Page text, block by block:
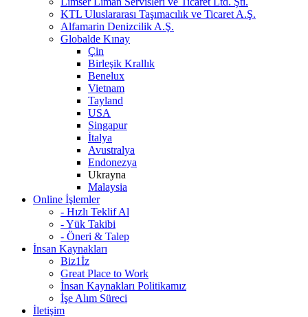
KTL Uluslararası Taşımacılık ve Ticaret A.Ş.
Alfamarin Denizcilik A.Ş.
Globalde Kınay
Çin
Birleşik Krallık
Benelux
Vietnam
Tayland
USA
Singapur
İtalya
Avustralya
Endonezya
Ukrayna
Malaysia
Online İşlemler
- Hızlı Teklif Al
- Yük Takibi
- Öneri & Talep
İnsan Kaynakları
Biz1İz
Great Place to Work
İnsan Kaynakları Politikamız
İşe Alım Süreci
İletişim